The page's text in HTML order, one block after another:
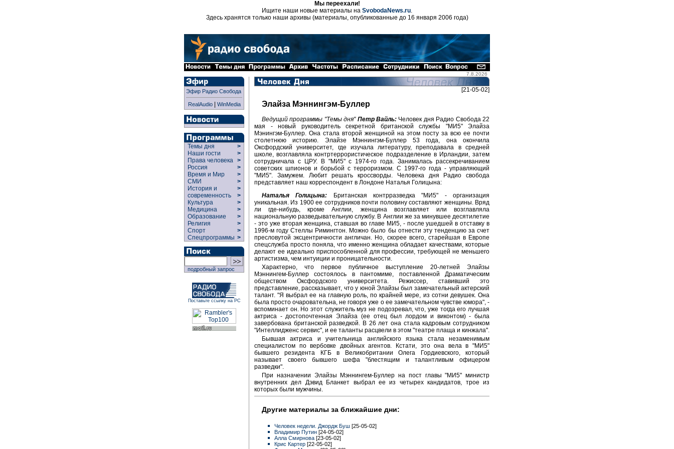
Мы переехали!
Ищите наши новые материалы на SvobodaNews.ru.
Здесь хранятся только наши архивы (материалы, опубликованные до 16 января 2006 года)
7.8.2026
Эфир Радио Свобода
RealAudio| WinMedia
Темы дня
>
Наши гости
>
Права человека >
Россия
>
Время и Мир
>
СМИ
>
История и
современность
>
>
Культура
>
Медицина
>
Образование
>
Религия
>
Спорт
>
Спецпрограммы >
подробный запрос
Поставьте ссылку на РС
[21-05-02]
Элайза Мэннингэм-Буллер
Ведущий программы "Темы дня" Петр Вайль: Человек дня Радио Свобода 22
мая - новый руководитель секретной британской службы "МИ5" Элайза
Мэнингэм-Буллер. Она стала второй женщиной на этом посту за всю ее почти
столетнюю историю. Элайзе Мэннингэм-Буллер 53 года, она окончила
Оксфордский университет, где изучала литературу, преподавала в средней
школе, возглавляла контртеррористическое подразделение в Ирландии, затем
сотрудничала с ЦРУ. В "МИ5" с 1974-го года. Занималась рассекречиванием
советских шпионов и борьбой с терроризмом. С 1997-го года - управляющий
"МИ5". Замужем. Любит решать кроссворды. Человека дня Радио свобода
представляет наш корреспондент в Лондоне Наталья Голицына:
Наталья Голицына: Британская контрразведка "МИ5" - организация
уникальная. Из 1900 ее сотрудников почти половину составляют женщины. Вряд
ли где-нибудь, кроме Англии, женщина возглавляет или возглавляла
национальную разведывательную службу. В Англии же за минувшее десятилетие
- это уже вторая женщина, ставшая во главе МИ5, - после ушедшей в отставку в
1996-м году Стеллы Римингтон. Можно было бы отнести эту тенденцию за счет
пресловутой эксцентричности англичан. Но, скорее всего, старейшая в Европе
спецслужба просто поняла, что именно женщина обладает качествами, которые
делают ее идеально приспособленной для профессии, требующей не меньшего
артистизма, чем интуиции и проницательности.
Характерно, что первое публичное выступление 20-летней Элайзы
Мэннингем-Буллер состоялось в пантомиме, поставленной Драматическим
обществом Оксфордского университета. Режиссер, ставивший это
представление, рассказывает, что у юной Элайзы был замечательный актерский
талант. "Я выбрал ее на главную роль, по крайней мере, из сотни девушек. Она
была просто очаровательна, не говоря уже о ее замечательном чувстве юмора", -
вспоминает он. Но этот служитель муз не подозревал, что, уже тогда его лучшая
актриса - достопочтенная Элайза (ее отец был лордом и виконтом) - была
завербована британской разведкой. В 26 лет она стала кадровым сотрудником
"Интеллидженс сервис", и ее таланты расцвели в этом "театре плаща и кинжала".
Бывшая актриса и учительница английского языка стала незаменимым
специалистом по вербовке двойных агентов. Кстати, это она вела в "МИ5"
бывшего резидента КГБ в Великобритании Олега Гордиевского, который
называет своего бывшего шефа "блестящим и талантливым офицером
разведки".
При назначении Элайзы Мэннингем-Буллер на пост главы "МИ5" министр
внутренних дел Дэвид Бланкет выбрал ее из четырех кандидатов, трое из
которых были мужчины.
Другие материалы за ближайшие дни:
Человек недели. Джордж Буш [25-05-02]
Владимир Путин [24-05-02]
Алла Смирнова [23-05-02]
Крис Картер [22-05-02]